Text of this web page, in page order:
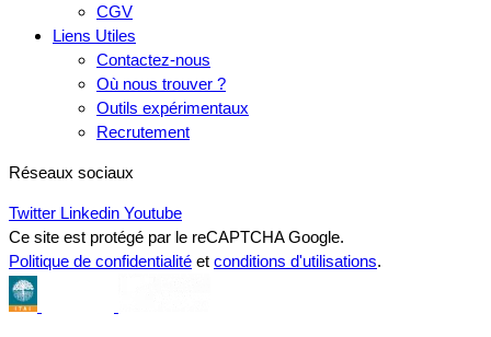
CGV
Liens Utiles
Contactez-nous
Où nous trouver ?
Outils expérimentaux
Recrutement
Réseaux sociaux
Twitter Linkedin Youtube
Ce site est protégé par le reCAPTCHA Google.
Politique de confidentialité et conditions d'utilisations.